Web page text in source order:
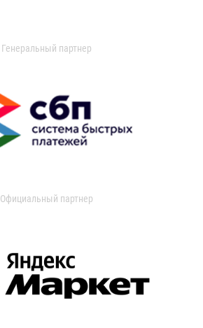
Генеральный партнер
Официальный партнер